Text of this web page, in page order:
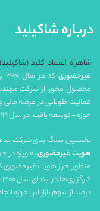
درباره شاکیلید
شاهراه اعتماد کلید (شاکیلید)
غیرحضوری
محصول‌ محور، از شرکت
فعالیت طولانی در عرصه
حوزه – توسعه یافت، در سال ۱۳۹۹ به عنوان شرکتی مستقل و مجزا تاسیس شد.
نخستین سنگ بنای شرکت
هویت غیرحضوریبه ویژه در
منظور احراز هویت غیرحضوری
درصد از سهم بازار این حوزه